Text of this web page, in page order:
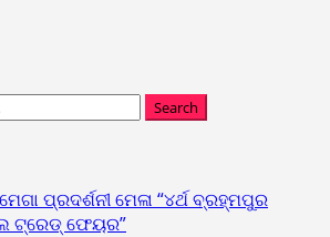
ପ୍ରଦର୍ଶନୀ ମେଳା “୪ର୍ଥ ବ୍ରହ୍ମପୁର
ଟ୍ରେଡ୍ ଫେୟର”